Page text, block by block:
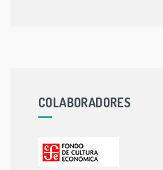
COLABORADORES